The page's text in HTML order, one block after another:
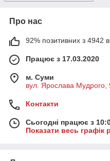
Про нас
92% позитивних з 4942
Працює з 17.03.2020
м. Суми
вул. Ярослава Мудрого,
Контакти
Сьогодні працює з
Показати весь графік